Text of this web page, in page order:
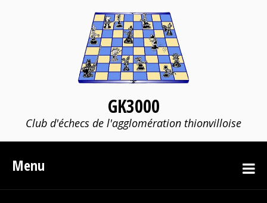
GK3000
Club d'échecs de l'agglomération thionvilloise
Menu